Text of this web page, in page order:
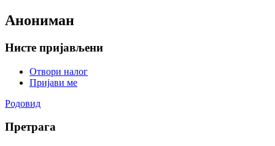
Анониман
Нисте пријављени
Отвори налог
Пријави ме
Родовид
Претрага